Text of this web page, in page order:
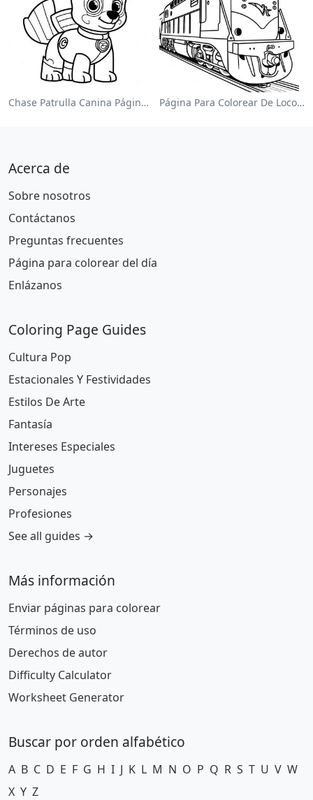
Chase Patrulla Canina Página Para Colorear Página Para Colorear De Locomotora Colorida
Acerca de
Sobre nosotros
Contáctanos
Preguntas frecuentes
Página para colorear del día
Enlázanos
Coloring Page Guides
Cultura Pop
Estacionales Y Festividades
Estilos De Arte
Fantasía
Intereses Especiales
Juguetes
Personajes
Profesiones
See all guides →
Más información
Enviar páginas para colorear
Términos de uso
Derechos de autor
Difficulty Calculator
Worksheet Generator
Buscar por orden alfabético
A B C D E F G H I J K L M N O P Q R S T U V W
X Y Z